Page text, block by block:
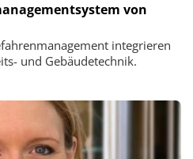
von
integrieren
und Gebäudetechnik.